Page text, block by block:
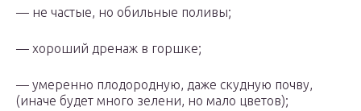
— не частые, но обильные поливы;
— хороший дренаж в горшке;
— умеренно плодородную, даже скудную почву,
(иначе будет много зелени, но мало цветов);